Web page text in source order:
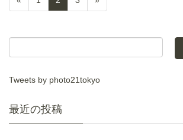
Tweets by photo21tokyo
最近の投稿